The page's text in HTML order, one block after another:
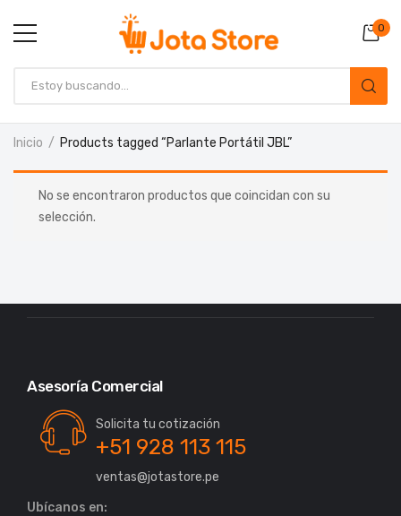
0
Inicio Products tagged “Parlante Portátil JBL”
No se encontraron productos que coincidan con su
selección.
Asesoría Comercial
Solicita tu cotización
+51 928 113 115
ventas@jotastore.pe
Ubícanos en: